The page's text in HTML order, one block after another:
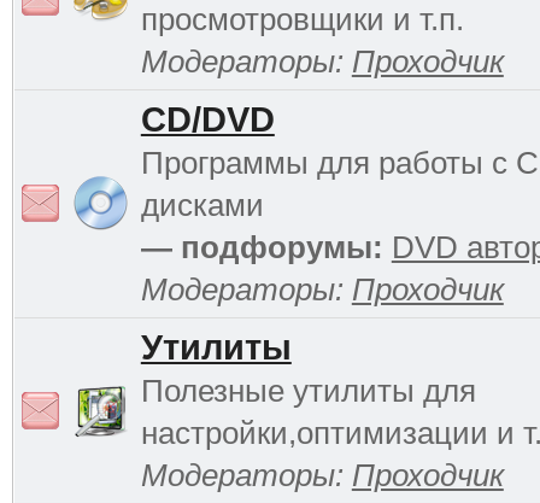
просмотровщики и т.п.
Модераторы: Проходчик
CD/DVD
Программы для работы с
дисками
— подфорумы: DVD
Модераторы: Проходчик
Утилиты
Полезные утилиты для
настройки,оптимизации и
Модераторы: Проходчик